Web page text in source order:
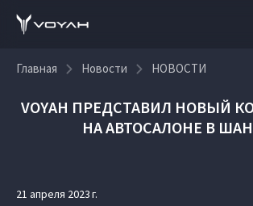
Главная Новости НОВОСТИ
VOYAH ПРЕДСТАВИЛ НОВЫЙ
НА АВТОСАЛОНЕ В
21 апреля 2023 г.